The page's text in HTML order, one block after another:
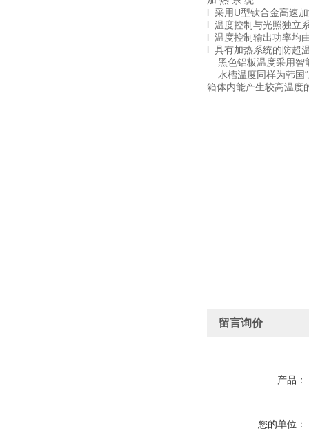
l 采用U型钛合金高速
l 温度控制与光照独立
l 温度控制输出功率均
l 具有加热系统的防超
黑色铝板温度采用智
水槽温度同样为韩国
箱体内能产生较高温度
留言询价
产品：
您的单位：